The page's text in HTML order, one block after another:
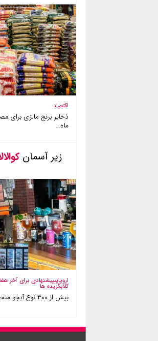
اقتصاد
ذخایر برنج مالزی
ماه…
زیر آسمان
اروپاییپیشنهادی برای آخر
کلابگزیده ها
بیش از ۳۰۰ نوع آبجو منحصر به…